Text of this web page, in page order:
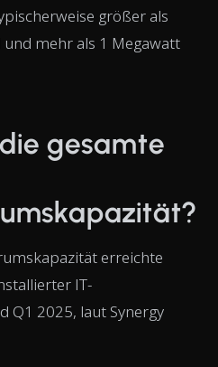
größer als
mehr als 1 Megawatt
gesamte
erreichte
IT-
Q1 2025, laut Synergy